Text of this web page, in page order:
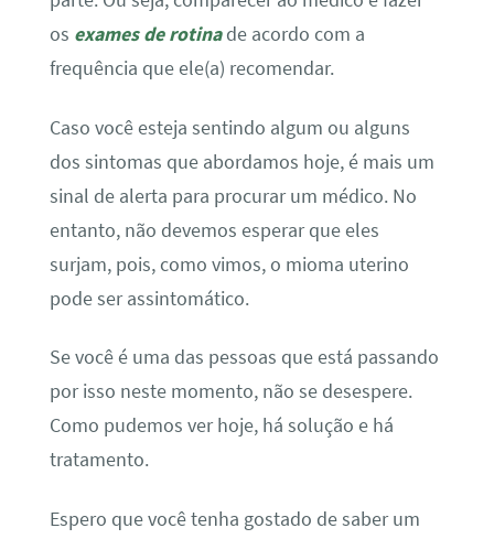
os exames de rotinade acordo com a
frequência que ele(a) recomendar.
Caso você esteja sentindo algum ou alguns
dos sintomas que abordamos hoje, é mais um
sinal de alerta para procurar um médico. No
entanto, não devemos esperar que eles
surjam, pois, como vimos, o mioma uterino
pode ser assintomático.
Se você é uma das pessoas que está passando
por isso neste momento, não se desespere.
Como pudemos ver hoje, há solução e há
tratamento.
Espero que você tenha gostado de saber um